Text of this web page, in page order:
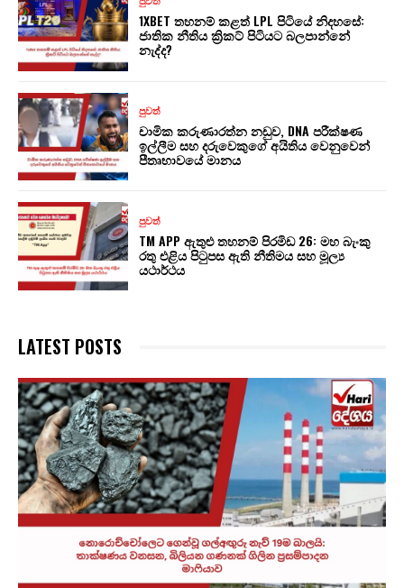
1XBET තහනම් කළත් LPL පිටියේ නිදහසේ:
ජාතික නීතිය ක්‍රිකට් පිටියට බලපාන්නේ
නැද්ද?
පුවත්
චාමික කරුණාරත්න නඩුව, DNA පරීක්ෂණ
ඉල්ලීම සහ දරුවෙකුගේ අයිතිය වෙනුවෙන්
පීතෘභාවයේ මානය
පුවත්
TM APP ඇතුළු තහනම් පිරමිඩ 26: මහ බැංකු
රතු එළිය පිටුපස ඇති නීතිමය සහ මූල්‍ය
යථාර්ථය
LATEST POSTS